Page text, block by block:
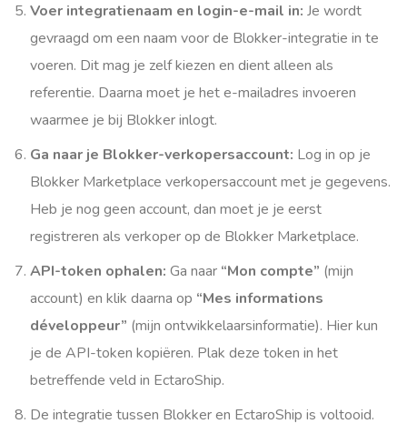
Voer integratienaam en login-e-mail in: Je wordt
gevraagd om een naam voor de Blokker-integratie in te
voeren. Dit mag je zelf kiezen en dient alleen als
referentie. Daarna moet je het e-mailadres invoeren
waarmee je bij Blokker inlogt.
Ga naar je Blokker-verkopersaccount: Log in op je
Blokker Marketplace verkopersaccount met je gegevens.
Heb je nog geen account, dan moet je je eerst
registreren als verkoper op de Blokker Marketplace.
API-token ophalen: Ga naar “Mon compte” (mijn
account) en klik daarna op “Mes informations
développeur” (mijn ontwikkelaarsinformatie). Hier kun
je de API-token kopiëren. Plak deze token in het
betreffende veld in EctaroShip.
De integratie tussen Blokker en EctaroShip is voltooid.